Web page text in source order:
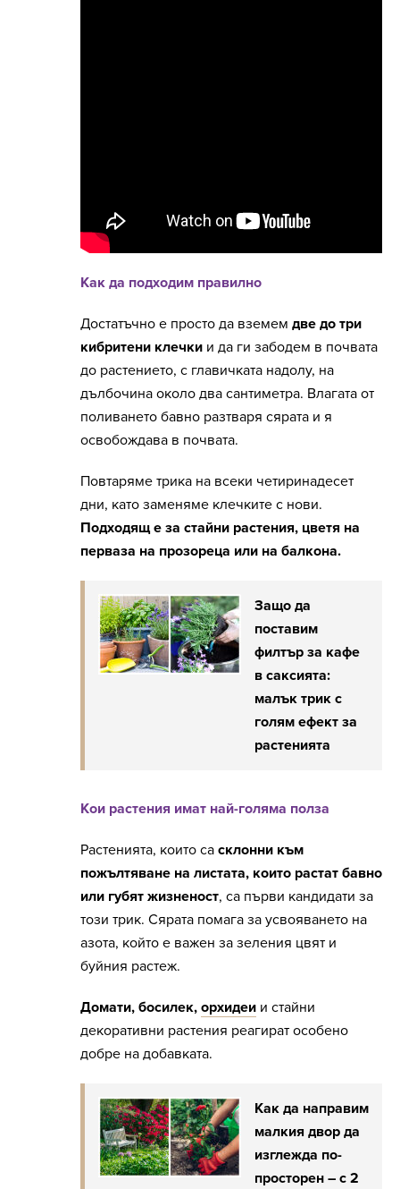
Как да подходим правилно
Достатъчно е просто да вземем две до три
кибритени клечки и да ги забодем в почвата
до растението, с главичката надолу, на
дълбочина около два сантиметра. Влагата от
поливането бавно разтваря сярата и я
освобождава в почвата.
Повтаряме трика на всеки четиринадесет
дни, като заменяме клечките с нови.
Подходящ е за стайни растения, цветя на
перваза на прозореца или на балкона.
Защо да
поставим
филтър за кафе
в саксията:
малък трик с
голям ефект за
растенията
Кои растения имат най-голяма полза
Растенията, които са склонни към
пожълтяване на листата, които растат бавно
или губят жизненост, са първи кандидати за
този трик. Сярата помага за усвояването на
азота, който е важен за зеления цвят и
буйния растеж.
Домати, босилек, орхидеи и стайни
декоративни растения реагират особено
добре на добавката.
Как да направим
малкия двор да
изглежда по-
просторен – с 2